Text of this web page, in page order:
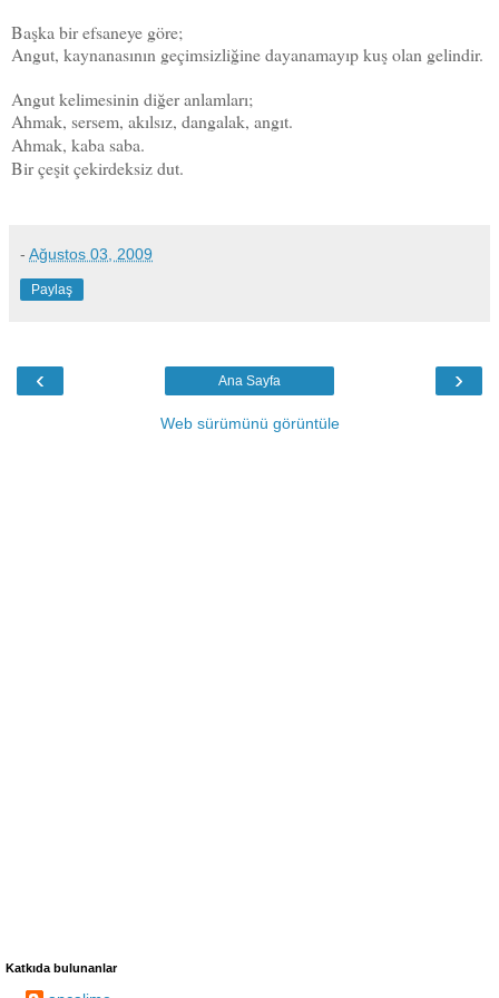
Başka bir efsaneye göre;
Angut, kaynanasının geçimsizliğine dayanamayıp kuş olan gelindir.
Angut kelimesinin diğer anlamları;
Ahmak, sersem, akılsız, dangalak, angıt.
Ahmak, kaba saba.
Bir çeşit çekirdeksiz dut.
- Ağustos 03, 2009
Paylaş
‹ ›
Ana Sayfa
Web sürümünü görüntüle
Katkıda bulunanlar